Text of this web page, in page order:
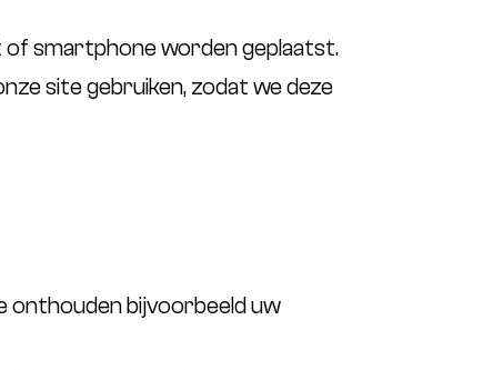
of smartphone worden geplaatst.
site gebruiken, zodat we deze
onthouden bijvoorbeeld uw